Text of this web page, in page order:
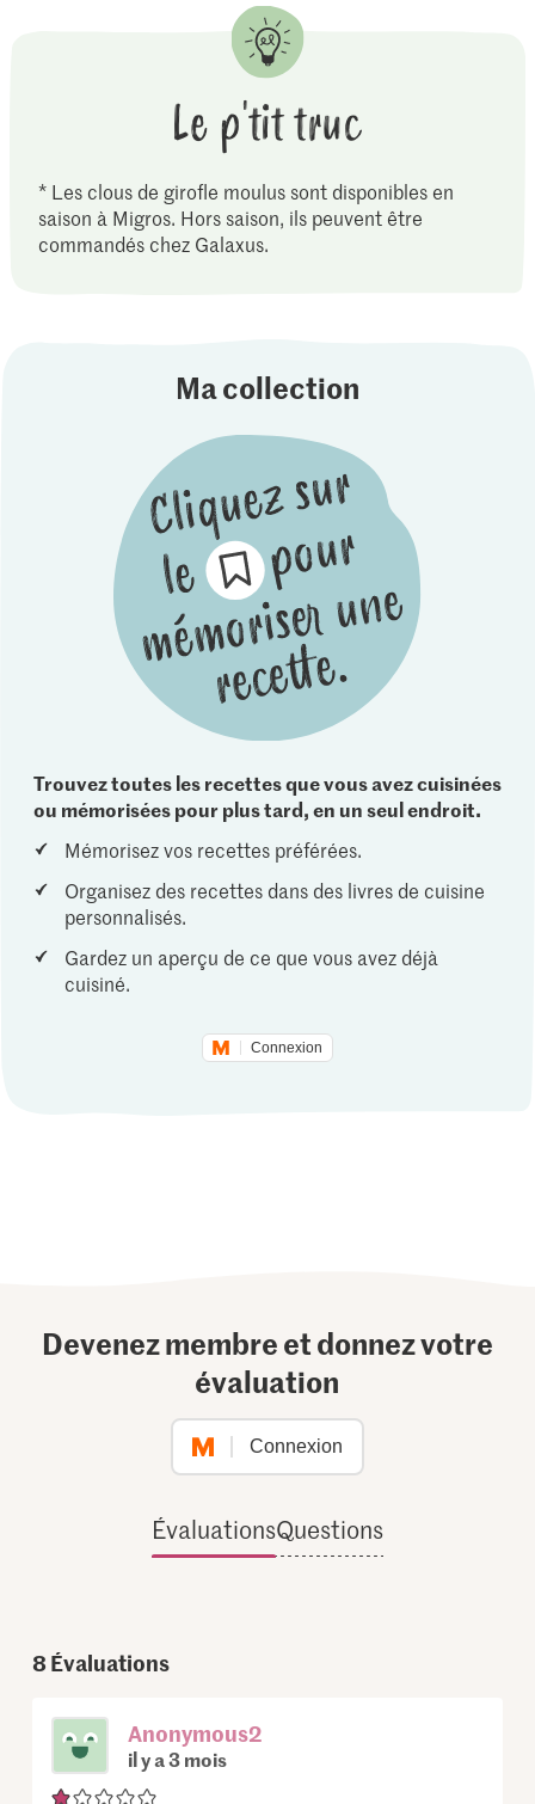
Le p'tit truc
* Les clous de girofle moulus sont disponibles en
saison à Migros. Hors saison, ils peuvent être
commandés chez Galaxus.
Ma collection
Trouvez toutes les recettes que vous avez cuisinées
ou mémorisées pour plus tard, en un seul endroit.
Mémorisez vos recettes préférées.
Organisez des recettes dans des livres de cuisine
personnalisés.
Gardez un aperçu de ce que vous avez déjà
cuisiné.
Connexion
Devenez membre et donnez votre
évaluation
Connexion
ÉvaluationsQuestions
8Évaluations
Anonymous2
il y a 3 mois